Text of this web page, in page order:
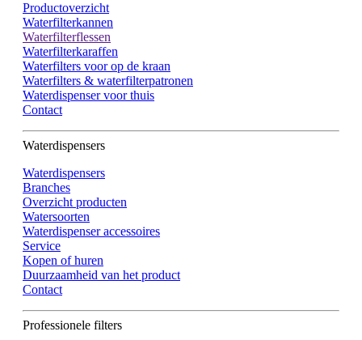
Productoverzicht
Waterfilterkannen
Waterfilterflessen
Waterfilterkaraffen
Waterfilters voor op de kraan
Waterfilters & waterfilterpatronen
Waterdispenser voor thuis
Contact
Waterdispensers
Waterdispensers
Branches
Overzicht producten
Watersoorten
Waterdispenser accessoires
Service
Kopen of huren
Duurzaamheid van het product
Contact
Professionele filters